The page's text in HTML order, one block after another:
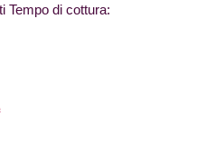
Tempo di cottura:
Provenienza: